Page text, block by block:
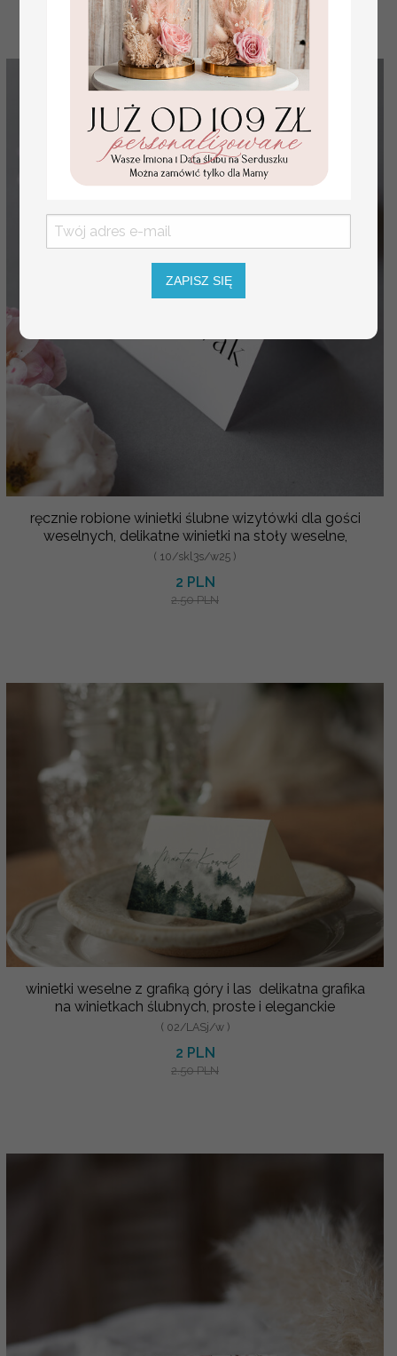
ręcznie robione winietki ślubne wizytówki dla gości
weselnych, delikatne winietki na stoły weselne,
( 10/skl3s/w25 )
2 PLN
2.50 PLN
winietki weselne z grafiką góry i las delikatna grafika
na winietkach ślubnych, proste i eleganckie
( 02/LASj/w )
2 PLN
2.50 PLN
ZAPISZ SIĘ